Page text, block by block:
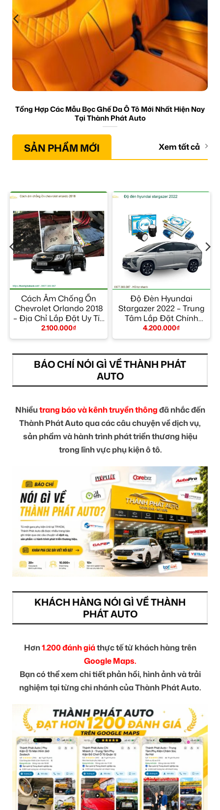
Tổng Hợp Các Mẫu Bọc Ghế Da Ô Tô Mới Nhất Hiện Nay
Tại Thành Phát Auto
SẢN PHẨM MỚI Xem tất cả
Cách Âm Chống Ồn
Chevrolet Orlando 2018
– Địa Chỉ Lắp Đặt Uy Tín
TPHCM
2.100.000₫
Độ Đèn Hyundai
Stargazer 2022 – Trung
Tâm Lắp Đặt Chính
Hãng Giá Tốt TPHCM
4.200.000₫
BÁO CHÍ NÓI GÌ VỀ THÀNH PHÁT
AUTO
Nhiềutrang báo và kênh truyền thôngđã nhắc đến
Thành Phát Auto qua các câu chuyện về dịch vụ,
sản phẩm và hành trình phát triển thương hiệu
trong lĩnh vực phụ kiện ô tô.
KHÁCH HÀNG NÓI GÌ VỀ THÀNH
PHÁT AUTO
Hơn1.200 đánh giáthực tế từ khách hàng trên
Google Maps.
Bạn có thể xem chi tiết phản hồi, hình ảnh và trải
nghiệm tại từng chi nhánh của Thành Phát Auto.